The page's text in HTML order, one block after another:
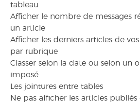
tableau
Afficher le nombre de messages
un article
Afficher les derniers articles de
par rubrique
Classer selon la date ou selon un
imposé
Les jointures entre tables
Ne pas afficher les articles